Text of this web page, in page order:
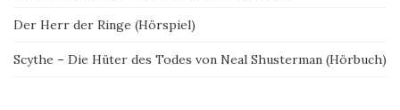
Der Herr der Ringe (Hörspiel)
Scythe – Die Hüter des Todes von Neal Shusterman (Hörbuch)